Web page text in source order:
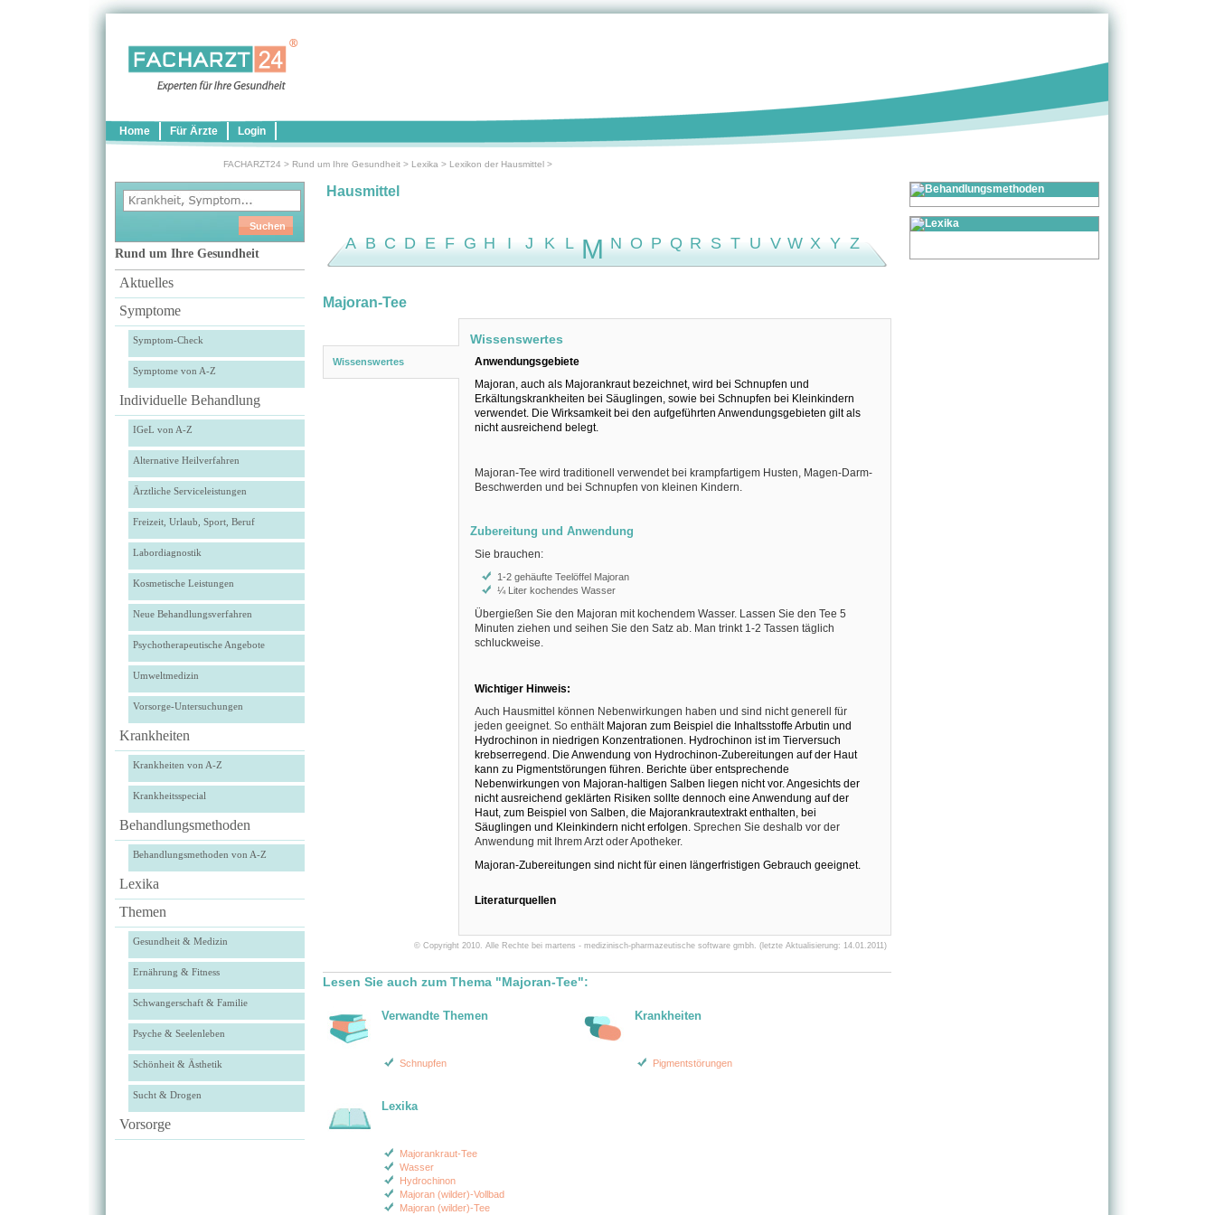
Home Für Ärzte Login
FACHARZT24 > Rund um Ihre Gesundheit> Lexika > Lexikon der Hausmittel>
Rund um Ihre Gesundheit
Aktuelles
Symptome
Symptom-Check
Symptome von A-Z
Individuelle Behandlung
IGeL von A-Z
Alternative Heilverfahren
Ärztliche Serviceleistungen
Freizeit, Urlaub, Sport, Beruf
Labordiagnostik
Kosmetische Leistungen
Neue Behandlungsverfahren
Psychotherapeutische Angebote
Umweltmedizin
Vorsorge-Untersuchungen
Krankheiten
Krankheiten von A-Z
Krankheitsspecial
Behandlungsmethoden
Behandlungsmethoden von A-Z
Lexika
Themen
Gesundheit & Medizin
Ernährung & Fitness
Schwangerschaft & Familie
Psyche & Seelenleben
Schönheit & Ästhetik
Sucht & Drogen
Vorsorge
Hausmittel
A B C D E F G H I J K L M N O P Q R S T U V W X Y Z
Majoran-Tee
Wissenswertes
Wissenswertes
Anwendungsgebiete
Majoran, auch als Majorankraut bezeichnet, wird bei Schnupfen und
Erkältungskrankheiten bei Säuglingen, sowie bei Schnupfen bei Kleinkindern
verwendet. Die Wirksamkeit bei den aufgeführten Anwendungsgebieten gilt als
nicht ausreichend belegt.
Majoran-Tee wird traditionell verwendet bei krampfartigem Husten, Magen-Darm-
Beschwerden und bei Schnupfen von kleinen Kindern.
Zubereitung und Anwendung
Sie brauchen:
1-2 gehäufte Teelöffel Majoran
¼ Liter kochendes Wasser
Übergießen Sie den Majoran mit kochendem Wasser. Lassen Sie den Tee 5
Minuten ziehen und seihen Sie den Satz ab. Man trinkt 1-2 Tassen täglich
schluckweise.
Wichtiger Hinweis:
Auch Hausmittel können Nebenwirkungen haben und sind nicht generell für
jeden geeignet. So enthält Majoran zum Beispiel die Inhaltsstoffe Arbutin und
Hydrochinon in niedrigen Konzentrationen. Hydrochinon ist im Tierversuch
krebserregend. Die Anwendung von Hydrochinon-Zubereitungen auf der Haut
kann zu Pigmentstörungen führen. Berichte über entsprechende
Nebenwirkungen von Majoran-haltigen Salben liegen nicht vor. Angesichts der
nicht ausreichend geklärten Risiken sollte dennoch eine Anwendung auf der
Haut, zum Beispiel von Salben, die Majorankrautextrakt enthalten, bei
Säuglingen und Kleinkindern nicht erfolgen. Sprechen Sie deshalb vor der
Anwendung mit Ihrem Arzt oder Apotheker.
Majoran-Zubereitungen sind nicht für einen längerfristigen Gebrauch geeignet.
Literaturquellen
© Copyright 2010. Alle Rechte bei martens - medizinisch-pharmazeutische software gmbh. (letzte Aktualisierung: 14.01.2011)
Lesen Sie auch zum Thema "Majoran-Tee":
Verwandte Themen
Schnupfen
Krankheiten
Pigmentstörungen
Lexika
Majorankraut-Tee
Wasser
Hydrochinon
Majoran (wilder)-Vollbad
Majoran (wilder)-Tee